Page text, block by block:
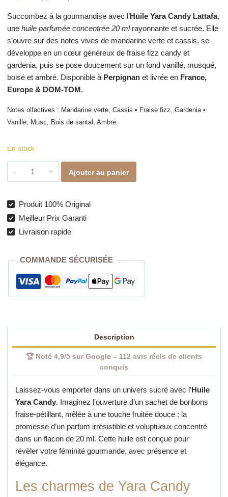
Succombez à la gourmandise avec l’Huile Yara Candy Lattafa,
une huile parfumée concentrée 20 mlrayonnante et sucrée. Elle
s’ouvre sur des notes vives de mandarine verte et cassis, se
développe en un cœur généreux de fraise fizz candy et
gardenia, puis se pose doucement sur un fond vanillé, musqué,
boisé et ambré. Disponible à Perpignanet livrée en France,
Europe & DOM-TOM.
Notes olfactives : Mandarine verte, Cassis • Fraise fizz, Gardenia •
Vanille, Musc, Bois de santal, Ambre
En stock
quantité
de
Yara
Candy
–
Gourmande
20
ml
Élégant
Ajouter au panier
Produit 100% Original
Meilleur Prix Garanti
Livraison rapide
COMMANDE SÉCURISÉE
Description
🏆 Noté 4,9/5 sur Google – 112 avis réels de clients
conquis
Laissez-vous emporter dans un univers sucré avec l’Huile
Yara Candy. Imaginez l’ouverture d’un sachet de bonbons
fraise-pétillant, mêlée à une touche fruitée douce : la
promesse d’un parfum irrésistible et voluptueux concentré
dans un flacon de 20 ml. Cette huile est conçue pour
révèler votre féminité gourmande, avec présence et
élégance.
Les charmes de Yara Candy